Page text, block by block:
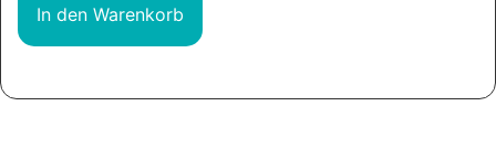
In den Warenkorb